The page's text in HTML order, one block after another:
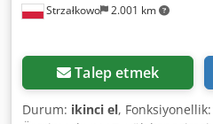
Strzałkowo 2.001 km
Talep etmek
Durum: ikinci el, Fonksiyonellik: